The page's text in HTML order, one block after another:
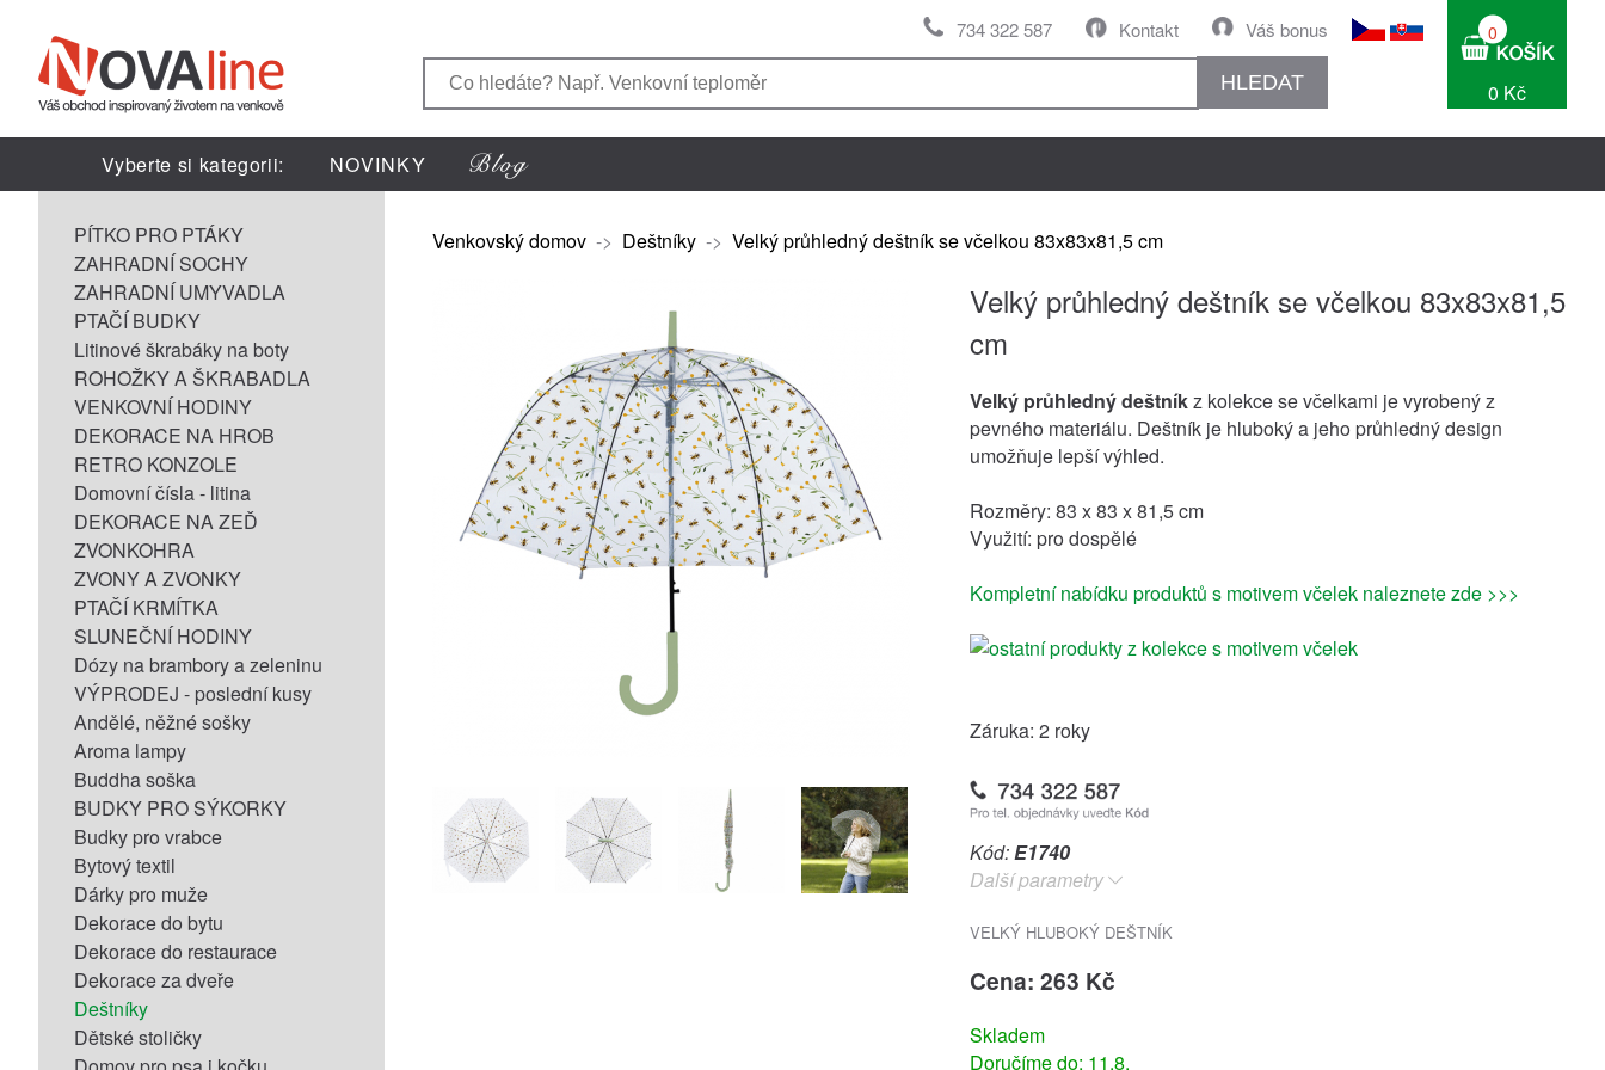
Váš bonus
Kontakt
734 322 587
HLEDAT
0
0 Kč
Vyberte si kategorii: NOVINKY
PÍTKO PRO PTÁKY
ZAHRADNÍ SOCHY
ZAHRADNÍ UMYVADLA
PTAČÍ BUDKY
Litinové škrabáky na boty
ROHOŽKY A ŠKRABADLA
VENKOVNÍ HODINY
DEKORACE NA HROB
RETRO KONZOLE
Domovní čísla - litina
DEKORACE NA ZEĎ
ZVONKOHRA
ZVONY A ZVONKY
PTAČÍ KRMÍTKA
SLUNEČNÍ HODINY
Dózy na brambory a zeleninu
VÝPRODEJ - poslední kusy
Andělé, něžné sošky
Aroma lampy
Buddha soška
BUDKY PRO SÝKORKY
Budky pro vrabce
Bytový textil
Dárky pro muže
Dekorace do bytu
Dekorace do restaurace
Dekorace za dveře
Deštníky
Dětské stoličky
Venkovský domov -> Deštníky -> Velký průhledný deštník se včelkou 83x83x81,5 cm
Velký průhledný deštník se včelkou 83x83x81,5
cm
Velký průhledný deštníkz kolekce se včelkami je vyrobený z
pevného materiálu. Deštník je hluboký a jeho průhledný design
umožňuje lepší výhled.
Rozměry: 83 x 83 x 81,5 cm
Využití: pro dospělé
Kompletní nabídku produktů s motivem včelek naleznete zde >>>
Záruka: 2 roky
Kód:E1740
Další parametry
VELKÝ HLUBOKÝ DEŠTNÍK
Cena: 263 Kč
Skladem
Doručíme do: 11.8.